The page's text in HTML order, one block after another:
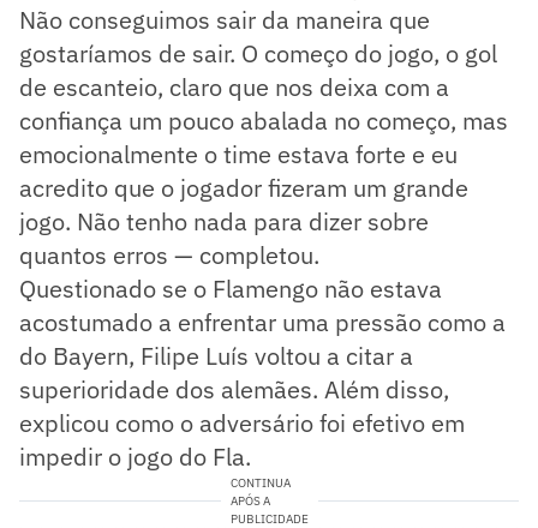
Não conseguimos sair da maneira que
gostaríamos de sair. O começo do jogo, o gol
de escanteio, claro que nos deixa com a
confiança um pouco abalada no começo, mas
emocionalmente o time estava forte e eu
acredito que o jogador fizeram um grande
jogo. Não tenho nada para dizer sobre
quantos erros — completou.
Questionado se o Flamengo não estava
acostumado a enfrentar uma pressão como a
do Bayern, Filipe Luís voltou a citar a
superioridade dos alemães. Além disso,
explicou como o adversário foi efetivo em
impedir o jogo do Fla.
CONTINUA
APÓS A
PUBLICIDADE